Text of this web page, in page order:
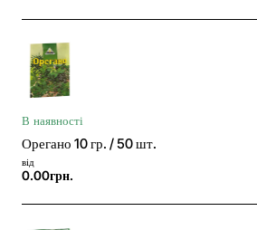
В наявності
Орегано 10 гр. / 50 шт.
від
0.00грн.